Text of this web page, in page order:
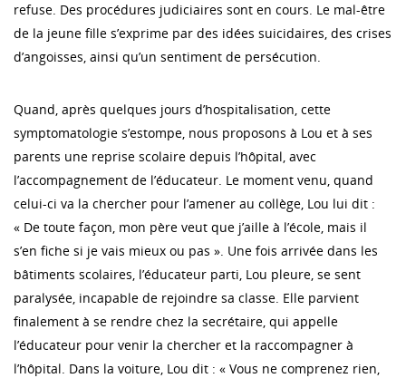
refuse. Des procédures judiciaires sont en cours. Le mal-être
de la jeune fille s’exprime par des idées suicidaires, des crises
d’angoisses, ainsi qu’un sentiment de persécution.
Quand, après quelques jours d’hospitalisation, cette
symptomatologie s’estompe, nous proposons à Lou et à ses
parents une reprise scolaire depuis l’hôpital, avec
l’accompagnement de l’éducateur. Le moment venu, quand
celui-ci va la chercher pour l’amener au collège, Lou lui dit :
« De toute façon, mon père veut que j’aille à l’école, mais il
s’en fiche si je vais mieux ou pas ». Une fois arrivée dans les
bâtiments scolaires, l’éducateur parti, Lou pleure, se sent
paralysée, incapable de rejoindre sa classe. Elle parvient
finalement à se rendre chez la secrétaire, qui appelle
l’éducateur pour venir la chercher et la raccompagner à
l’hôpital. Dans la voiture, Lou dit : « Vous ne comprenez rien,